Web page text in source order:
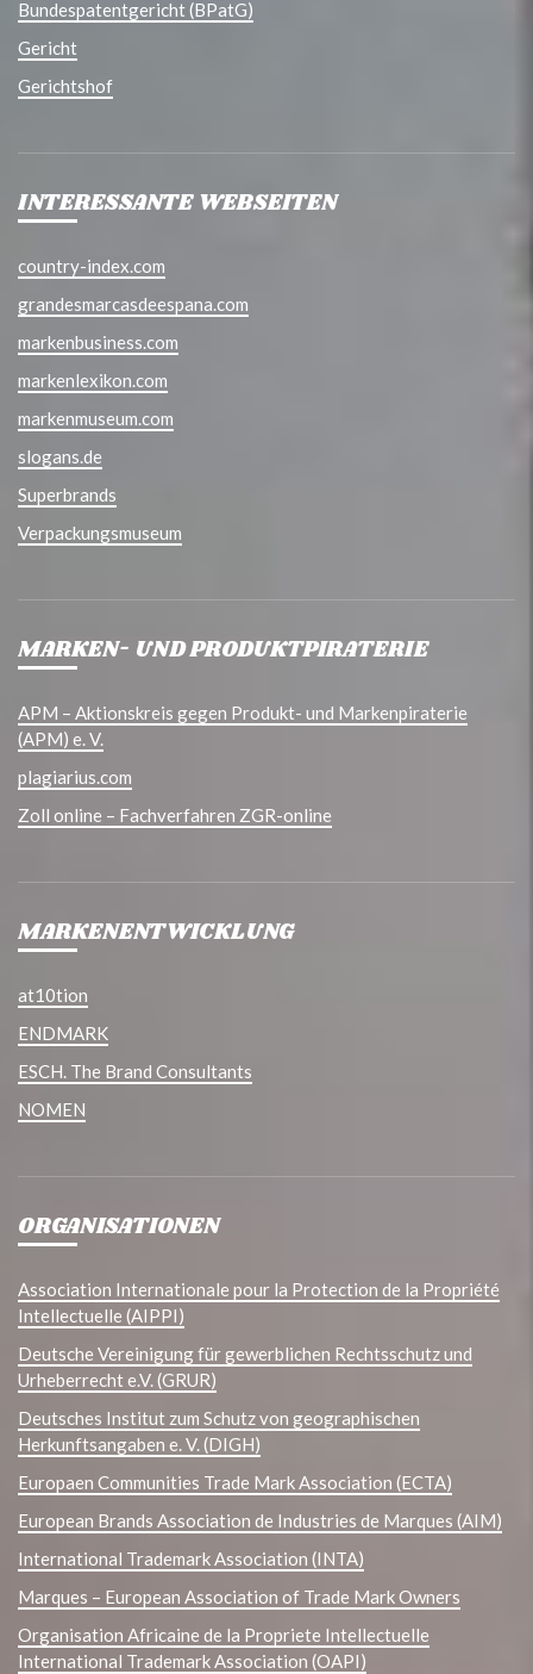
Bundespatentgericht (BPatG)
Gericht
Gerichtshof
INTERESSANTE WEBSEITEN
country-index.com
grandesmarcasdeespana.com
markenbusiness.com
markenlexikon.com
markenmuseum.com
slogans.de
Superbrands
Verpackungsmuseum
MARKEN- UND PRODUKTPIRATERIE
APM – Aktionskreis gegen Produkt- und Markenpiraterie
(APM) e. V.
plagiarius.com
Zoll online – Fachverfahren ZGR-online
MARKENENTWICKLUNG
at10tion
ENDMARK
ESCH. The Brand Consultants
NOMEN
ORGANISATIONEN
Association Internationale pour la Protection de la Propriété
Intellectuelle (AIPPI)
Deutsche Vereinigung für gewerblichen Rechtsschutz und
Urheberrecht e.V. (GRUR)
Deutsches Institut zum Schutz von geographischen
Herkunftsangaben e. V. (DIGH)
Europaen Communities Trade Mark Association (ECTA)
European Brands Association de Industries de Marques (AIM)
International Trademark Association (INTA)
Marques – European Association of Trade Mark Owners
Organisation Africaine de la Propriete Intellectuelle
International Trademark Association (OAPI)